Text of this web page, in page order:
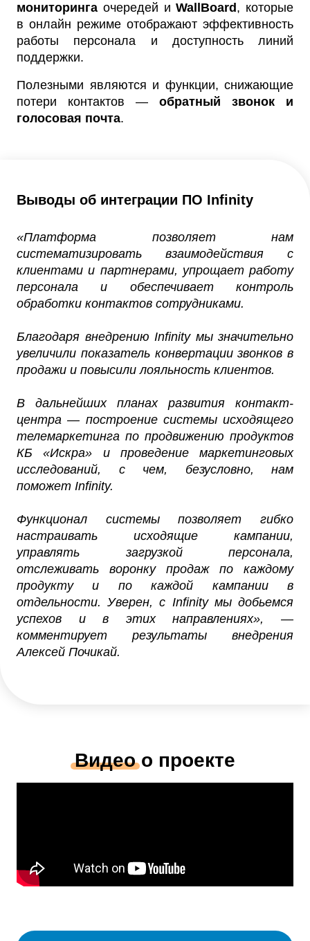
мониторинга очередей иWallBoard , которые
в онлайн режиме отображают эффективность
работы персонала и доступность линий
поддержки.
Полезными являются и функции, снижающие
потери контактов — обратный звонок и
голосовая почта.
Выводы об интеграции ПО Infinity
«Платформа позволяет нам
систематизировать взаимодействия с
клиентами и партнерами, упрощает работу
персонала и обеспечивает контроль
обработки контактов сотрудниками.
Благодаря внедрению Infinity мы значительно
увеличили показатель конвертации звонков в
продажи и повысили лояльность клиентов.
В дальнейших планах развития контакт-
центра — построение системы исходящего
телемаркетинга по продвижению продуктов
КБ «Искра» и проведение маркетинговых
исследований, с чем, безусловно, нам
поможет Infinity.
Функционал системы позволяет гибко
настраивать исходящие кампании,
управлять загрузкой персонала,
отслеживать воронку продаж по каждому
продукту и по каждой кампании в
отдельности. Уверен, с Infinity мы добьемся
успехов и в этих направлениях», —
комментирует результаты внедрения
Алексей Почикай.
Видеоо проекте